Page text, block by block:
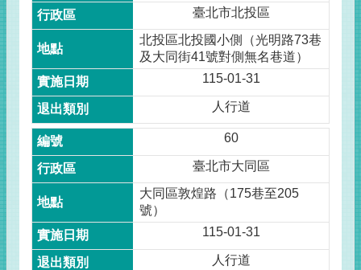
臺北市北投區
北投區北投國小側（光明路73巷
及大同街41號對側無名巷道）
115-01-31
人行道
60
臺北市大同區
大同區敦煌路（175巷至205
號）
115-01-31
人行道